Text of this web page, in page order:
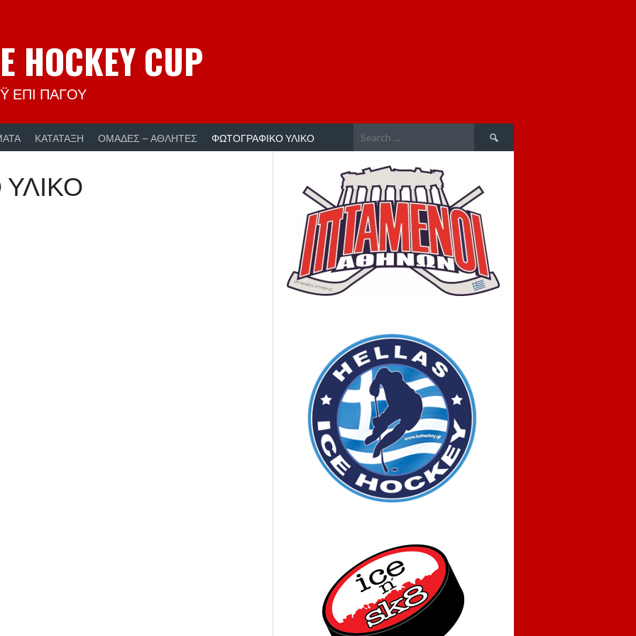
HOCKEY CUP
ΕΠΙ ΠΑΓΟΥ
ΚΑΤΑΤΑΞΗ ΟΜΑΔΕΣ – ΑΘΛΗΤΕΣ ΦΩΤΟΓΡΑΦΙΚΟ ΥΛΙΚΟ
Search
for: